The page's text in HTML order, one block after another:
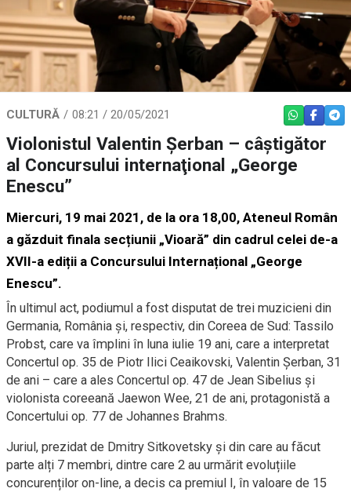
CULTURĂ 08:21 / 20/05/2021 WHATSAPP
Violonistul Valentin Şerban – câştigător
al Concursului internaţional „George
Enescu”
Miercuri, 19 mai 2021, de la ora 18,00, Ateneul Român
a găzduit finala secțiunii „Vioară” din cadrul celei de-a
XVII-a ediții a Concursului Internațional „George
Enescu”.
În ultimul act, podiumul a fost disputat de trei muzicieni din
Germania, România și, respectiv, din Coreea de Sud: Tassilo
Probst, care va împlini în luna iulie 19 ani, care a interpretat
Concertul op. 35 de Piotr Ilici Ceaikovski, Valentin Șerban, 31
de ani – care a ales Concertul op. 47 de Jean Sibelius și
violonista coreeană Jaewon Wee, 21 de ani, protagonistă a
Concertului op. 77 de Johannes Brahms.
Juriul, prezidat de Dmitry Sitkovetsky și din care au făcut
parte alți 7 membri, dintre care 2 au urmărit evoluțiile
concurenților on-line, a decis ca premiul I, în valoare de 15